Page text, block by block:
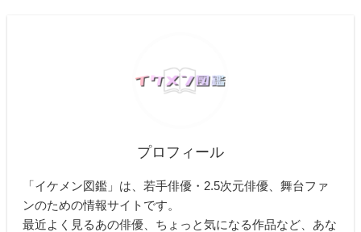
プロフィール
「イケメン図鑑」は、若手俳優・2.5次元俳優、舞台ファ
ンのための情報サイトです。
最近よく見るあの俳優、ちょっと気になる作品など、あな